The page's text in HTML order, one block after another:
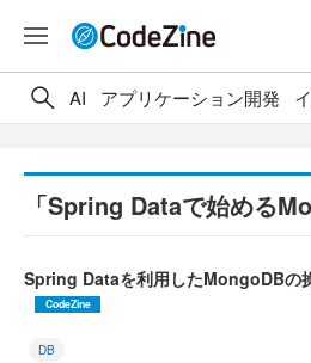
AI アプリケーション開発
「Spring Dataで始める
Spring Dataを利用したMongoDBの
CodeZine
DB